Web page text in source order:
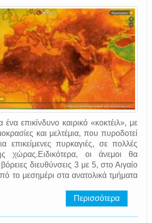
ένα επικίνδυνο καιρικό «κοκτέιλ», με
και μελτέμια, που πυροδοτεί
επικείμενες πυρκαγιές, σε πολλές
χώρας.Ειδικότερα, οι άνεμοι θα
διευθύνσεις 3 με 5, στο Αιγαίο
το μεσημέρι στα ανατολικά τμήματα
Περισσότερα